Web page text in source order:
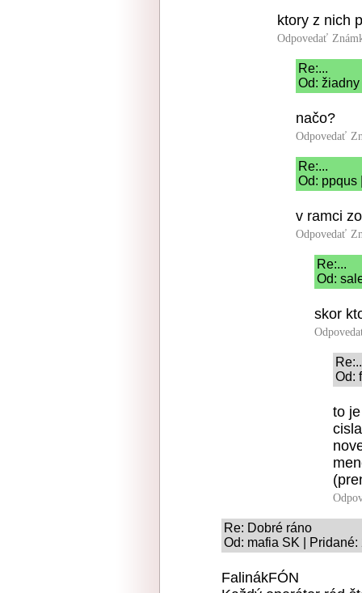
ktory z nich
Odpovedať
Re:...
Od:
načo?
Odpovedať
Re:...
Od: ppqus
v ramci
Odpovedať
Re:...
Od:
skor
Od:
to
Re: Dobré ráno
Od: mafia SK |
FalinákFÓN